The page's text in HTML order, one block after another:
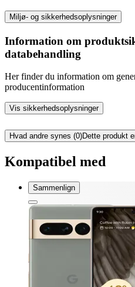
Miljø- og sikkerhedsoplysninger
Information om
databehandling
Her finder du information om
producentinformation
Vis sikkerhedsoplysninger
Hvad andre synes (0)Dette produkt
Kompatibel med
Sammenlign